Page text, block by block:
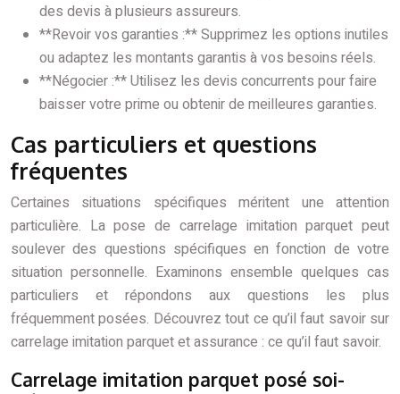
des devis à plusieurs assureurs.
**Revoir vos garanties :** Supprimez les options inutiles
ou adaptez les montants garantis à vos besoins réels.
**Négocier :** Utilisez les devis concurrents pour faire
baisser votre prime ou obtenir de meilleures garanties.
Cas particuliers et questions
fréquentes
Certaines situations spécifiques méritent une attention
particulière. La pose de carrelage imitation parquet peut
soulever des questions spécifiques en fonction de votre
situation personnelle. Examinons ensemble quelques cas
particuliers et répondons aux questions les plus
fréquemment posées. Découvrez tout ce qu’il faut savoir sur
carrelage imitation parquet et assurance : ce qu’il faut savoir.
Carrelage imitation parquet posé soi-